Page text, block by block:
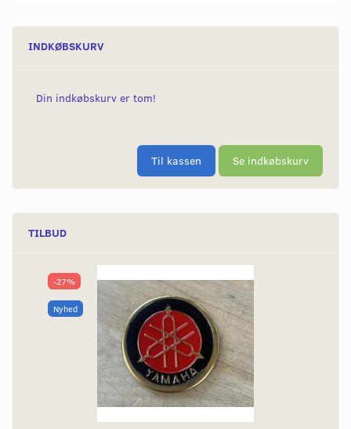
INDKØBSKURV
Din indkøbskurv er tom!
Til kassen Se indkøbskurv
TILBUD
-27%
Nyhed